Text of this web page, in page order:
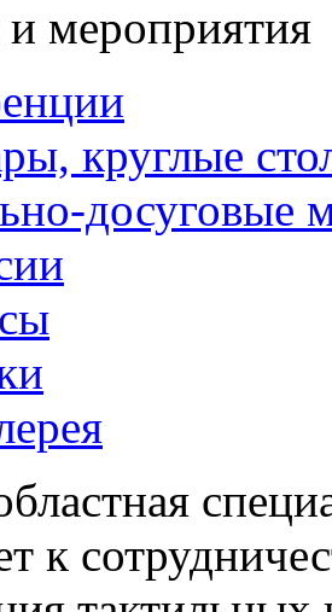
мероприятия
круглые
досуговые
к